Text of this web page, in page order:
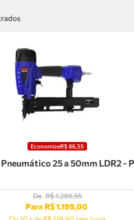
EconomizeR$86 55
25 a 50mm LDR2 -
De R$1.285,55
Para R$1.199,00